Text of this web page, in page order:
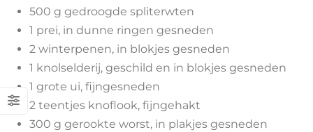
500 g gedroogde spliterwten
1 prei, in dunne ringen gesneden
2 winterpenen, in blokjes gesneden
1 knolselderij, geschild en in blokjes gesneden
1 grote ui, fijngesneden
2 teentjes knoflook, fijngehakt
300 g gerookte worst, in plakjes gesneden